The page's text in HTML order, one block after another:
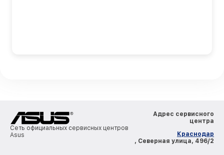
Сеть официальных сервисных центров
Asus
Адрес сервисного
центра
Краснодар
, Северная улица, 496/2